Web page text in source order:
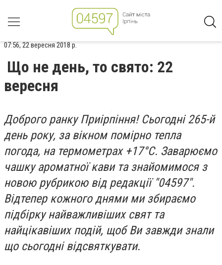
07:56, 22 вересня 2018 р.
Що не день, то свято: 22
вересня
Доброго ранку Приірпіння! Сьогодні 265-й
день року, за вікном помірно тепла
погода, на термометрах +17°C. Заварюємо
чашку ароматної кави та знайомимося з
новою рубрикою від редакції "04597".
Відтепер кожного днями ми збираємо
підбірку найважливіших свят та
найцікавіших подій, щоб Ви завжди знали
що сьогодні відсвяткувати.